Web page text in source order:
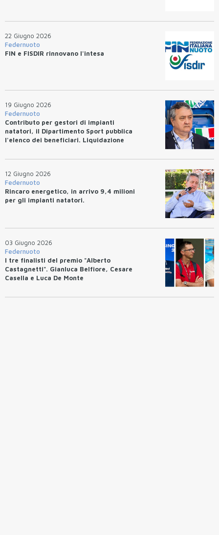
22 Giugno 2026
Federnuoto
FIN e FISDIR rinnovano l'intesa
19 Giugno 2026
Federnuoto
Contributo per gestori di impianti
natatori, il Dipartimento Sport pubblica
l'elenco dei beneficiari. Liquidazione
12 Giugno 2026
Federnuoto
Rincaro energetico, in arrivo 9,4 milioni
per gli impianti natatori.
03 Giugno 2026
Federnuoto
I tre finalisti del premio "Alberto
Castagnetti". Gianluca Belfiore, Cesare
Casella e Luca De Monte